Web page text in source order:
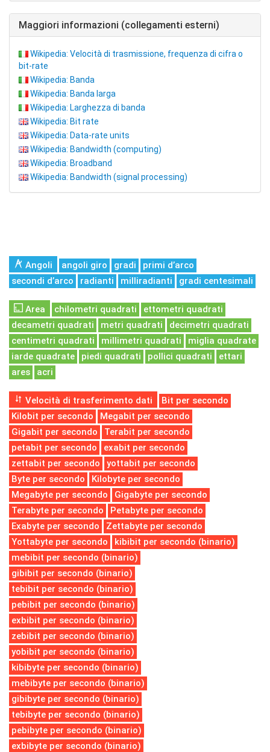
Maggiori informazioni (collegamenti esterni)
Wikipedia: Velocità di trasmissione, frequenza di cifra o
bit-rate
Wikipedia: Banda
Wikipedia: Banda larga
Wikipedia: Larghezza di banda
Wikipedia: Bit rate
Wikipedia: Data-rate units
Wikipedia: Bandwidth (computing)
Wikipedia: Broadband
Wikipedia: Bandwidth (signal processing)
Angoli angoli giro gradi
primi d’arco
secondi d’arco
radianti milliradianti gradi centesimali
Area chilometri quadrati
ettometri quadrati
decametri quadrati
metri quadrati
decimetri quadrati
centimetri quadrati
millimetri quadrati
miglia quadrate
iarde quadrate
piedi quadrati pollici quadrati
ettari
ares
acri
Velocità di trasferimento dati
Bit per secondo
Kilobit per secondo
Megabit per secondo
Gigabit per secondo
Terabit per secondo
petabit per secondo
exabit per secondo
zettabit per secondo
yottabit per secondo
Byte per secondo
Kilobyte per secondo
Megabyte per secondo
Gigabyte per secondo
Terabyte per secondo
Petabyte per secondo
Exabyte per secondo
Zettabyte per secondo
Yottabyte per secondo
kibibit per secondo (binario)
mebibit per secondo (binario)
gibibit per secondo (binario)
tebibit per secondo (binario)
pebibit per secondo (binario)
exbibit per secondo (binario)
zebibit per secondo (binario)
yobibit per secondo (binario)
kibibyte per secondo (binario)
mebibyte per secondo (binario)
gibibyte per secondo (binario)
tebibyte per secondo (binario)
pebibyte per secondo (binario)
exbibyte per secondo (binario)